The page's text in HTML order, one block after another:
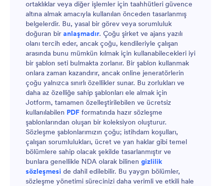
ortaklıklar veya diğer işlemler için taahhütleri güvence
altına almak amacıyla kullanılan önceden tasarlanmış
belgelerdir. Bu, yasal bir görev veya sorumluluk
doğuran bir anlaşmadır. Çoğu şirket ve ajans yazılı
olanı tercih eder, ancak çoğu, kendileriyle çalışan
arasında bunu mümkün kılmak için kullanabilecekleri iyi
bir şablon seti bulmakta zorlanır. Bir şablon kullanmak
onlara zaman kazandırır, ancak online jeneratörlerin
çoğu yalnızca sınırlı özellikler sunar. Bu zorlukları ve
daha az özelliğe sahip şablonları ele almak için
Jotform, tamamen özelleştirilebilen ve ücretsiz
kullanılabilen PDF formatında hazır sözleşme
şablonlarından oluşan bir koleksiyon oluşturur.
Sözleşme şablonlarımızın çoğu; istihdam koşulları,
çalışan sorumlulukları, ücret ve yan haklar gibi temel
bölümlere sahip olacak şekilde tasarlanmıştır ve
bunlara genellikle NDA olarak bilinen gizlilik
sözleşmesi de dahil edilebilir. Bu yaygın bölümler,
sözleşme yönetimi sürecinizi daha verimli ve etkili hale